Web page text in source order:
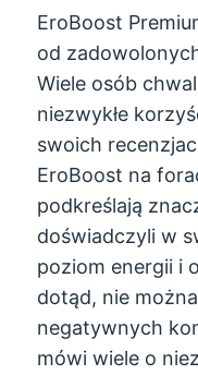
EroBoost
od
Wiele osób
niezwykłe
swoich
EroBoost na
podkreślają
doświadczyli w
poziom energii i
dotąd, nie
negatywnych
mówi wiele o